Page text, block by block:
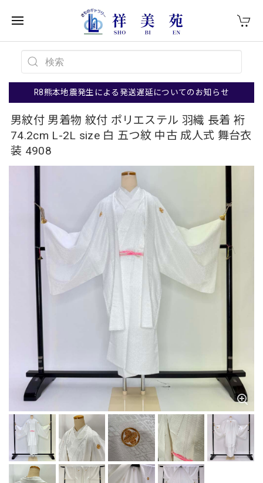
R8熊本地震発生による発送遅延についてのお知らせ
男紋付 男着物 紋付 ポリエステル 羽織 長着 裄
74.2cm L-2L size 白 五つ紋 中古 成人式 舞台衣
装 4908